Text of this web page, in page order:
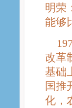
明荣
能够
改革
基础
国推
化，